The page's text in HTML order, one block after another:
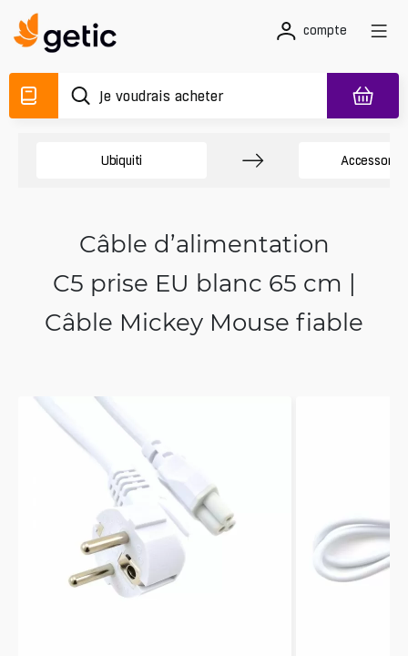
compte
Ubiquiti Accessory
Câble d’alimentation
C5 prise EU blanc 65 cm |
Câble Mickey Mouse fiable